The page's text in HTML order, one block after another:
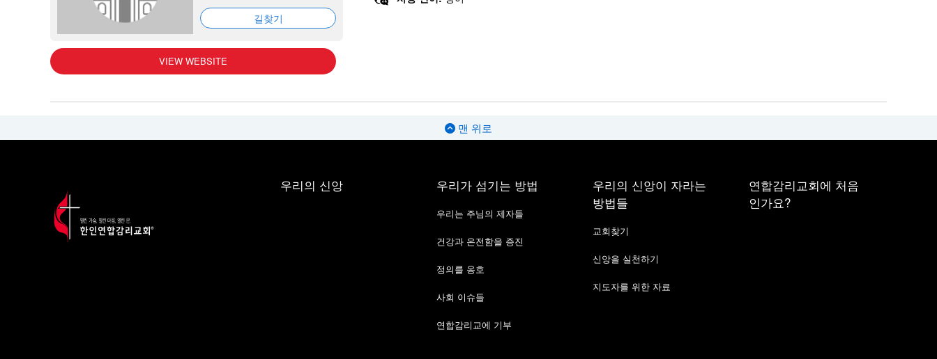
길찾기
VIEW WEBSITE
맨 위로
우리의 신앙 우리가 섬기는 방법
우리는 주님의 제자들
건강과 온전함을 증진
정의를 옹호
사회 이슈들
연합감리교에 기부
우리의 신앙이 자라는
방법들
교회찾기
신앙을 실천하기
지도자를 위한 자료
연합감리교회에 처음
인가요?